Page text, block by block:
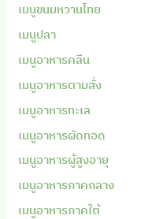
เมนูขนมหวานไทย
เมนูปลา
เมนูอาหารคลีน
เมนูอาหารตามสั่ง
เมนูอาหารทะเล
เมนูอาหารผัดทอด
เมนูอาหารผู้สูงอายุ
เมนูอาหารภาคกลาง
เมนูอาหารภาคใต้